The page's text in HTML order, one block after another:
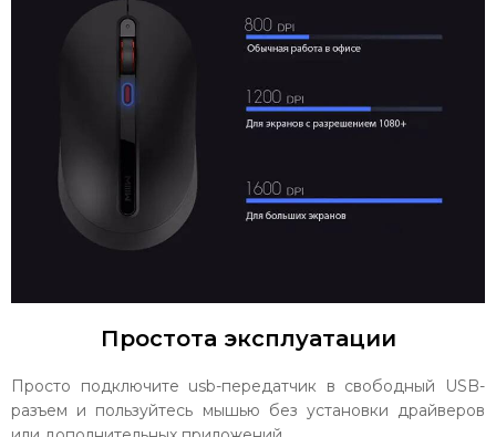
Простота эксплуатации
Просто подключите usb-передатчик в свободный USB-
разъем и пользуйтесь мышью без установки драйверов